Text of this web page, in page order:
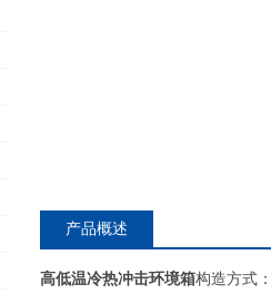
产品概述
高低温冷热冲击环境箱构造方式